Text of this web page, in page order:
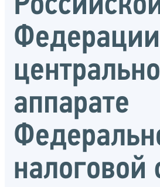
аппарате